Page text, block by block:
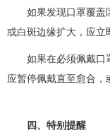
如果发现口罩覆盖区
或白斑边缘扩大，应立
如果在必须佩戴口罩
应暂停佩戴直至愈合，
四、特别提醒